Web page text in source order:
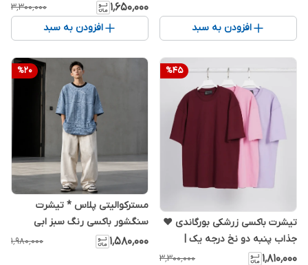
افزودن به سبد
۱٬۶۵۰٬۰۰۰ ۳٬۳۰۰٬۰۰۰
افزودن به سبد
%45
تیشرت باکسی زرشکی بورگاندی ❤️
جذاب پنبه دو نخ درجه یک |
اورجینال دیلم
۱٬۸۱۰٬۰۰۰ ۳٬۳۰۰٬۰۰۰
%20
مسترکوالیتی پلاس * تیشرت
سنگشور باکسی رنگ سبز ابی
پارچه ماکان سنگین وزن
۱٬۵۸۰٬۰۰۰ ۱٬۹۸۰٬۰۰۰